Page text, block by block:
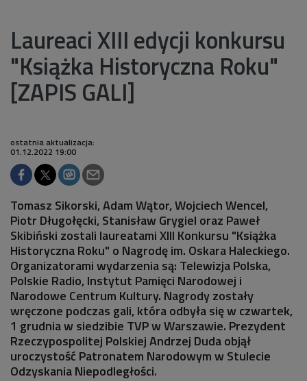
Laureaci XIII edycji konkursu
"Książka Historyczna Roku"
[ZAPIS GALI]
ostatnia aktualizacja:
01.12.2022 19:00
Tomasz Sikorski, Adam Wątor, Wojciech Wencel,
Piotr Długołęcki, Stanisław Grygiel oraz Paweł
Skibiński zostali laureatami XIII Konkursu "Książka
Historyczna Roku" o Nagrodę im. Oskara Haleckiego.
Organizatorami wydarzenia są: Telewizja Polska,
Polskie Radio, Instytut Pamięci Narodowej i
Narodowe Centrum Kultury. Nagrody zostały
wręczone podczas gali, która odbyła się w czwartek,
1 grudnia w siedzibie TVP w Warszawie. Prezydent
Rzeczypospolitej Polskiej Andrzej Duda objął
uroczystość Patronatem Narodowym w Stulecie
Odzyskania Niepodległości.